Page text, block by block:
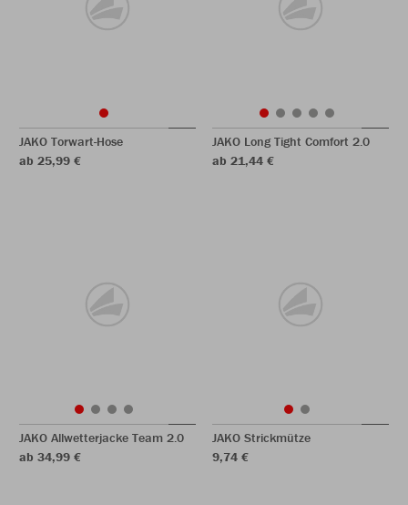
JAKO Torwart-Hose
ab 25,99 €
JAKO Long Tight Comfort 2.0
ab 21,44 €
JAKO Allwetterjacke Team 2.0
ab 34,99 €
JAKO Strickmütze
9,74 €